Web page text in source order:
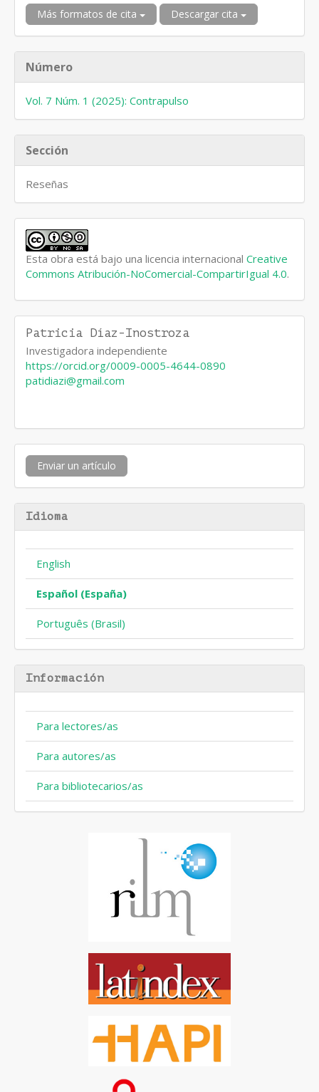
Más formatos de cita Descargar cita
Número
Vol. 7 Núm. 1 (2025): Contrapulso
Sección
Reseñas
Esta obra está bajo una licencia internacional Creative
Commons Atribución-NoComercial-CompartirIgual 4.0.
Patricia Díaz-Inostroza
Investigadora independiente
https://orcid.org/0009-0005-4644-0890
patidiazi@gmail.com
Enviar
un
artículo
Enviar un artículo
Idioma
English
Español (España)
Português (Brasil)
Información
Para lectores/as
Para autores/as
Para bibliotecarios/as